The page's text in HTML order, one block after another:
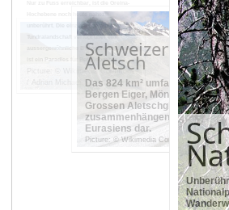
Schweizer
Aletsch
Das 824 km² umfassende
Bergen Eiger, Mönch und
Grossen Aletschgletscher
zusammenhängende
Eurasiens dar.
Picture: © Wikimedia Commons / Dirk
unberührt. Die einzigartige alpine
Tundralandschaft verfügt über eine
aussergewöhnliche Biotopenvielfalt und
ist ein Paradies für Bergliebhaber.
Picture: © Wikimedia Commons